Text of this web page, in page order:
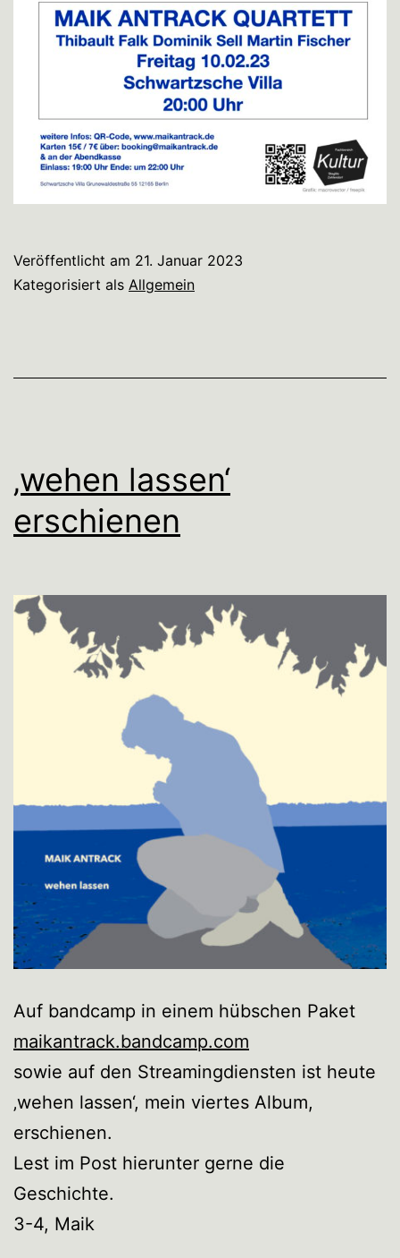
Veröffentlicht am 21. Januar 2023
Kategorisiert als Allgemein
‚wehen lassen‘
erschienen
Auf bandcamp in einem hübschen Paket
maikantrack.bandcamp.com
sowie auf den Streamingdiensten ist heute
‚wehen lassen‘, mein viertes Album,
erschienen.
Lest im Post hierunter gerne die
Geschichte.
3-4, Maik